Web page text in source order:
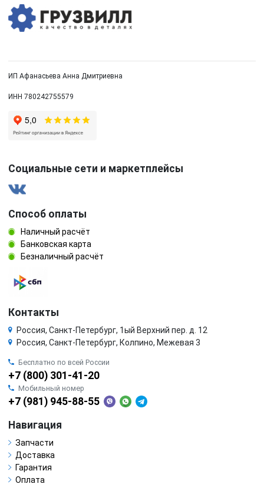
ИП Афанасьева Анна Дмитриевна
ИНН 780242755579
Социальные сети и маркетплейсы
Способ оплаты
Наличный расчёт
Банковская карта
Безналичный расчёт
Контакты
Россия, Санкт-Петербург, 1ый Верхний пер. д. 12
Россия, Санкт-Петербург, Колпино, Межевая 3
Бесплатно по всей России
+7 (800) 301-41-20
Мобильный номер
+7 (981) 945-88-55
Навигация
Запчасти
Доставка
Гарантия
Оплата